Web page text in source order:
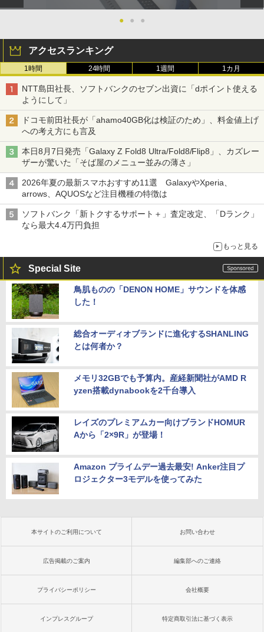
● ● ●
アクセスランキング
1時間 24時間 1週間 1カ月
NTT島田社長、ソフトバンクのセブン出資に「dポイント使える
ようにして」
ドコモ前田社長が「ahamo40GB化は検証のため」、料金値上げ
への考え方にも言及
本日8月7日発売「Galaxy Z Fold8 Ultra/Fold8/Flip8」、カズレー
ザーが驚いた「そば屋のメニュー並みの薄さ」
2026年夏の最新スマホおすすめ11選 GalaxyやXperia、
arrows、AQUOSなど注目機種の特徴は
ソフトバンク「新トクするサポート＋」査定改定、「Dランク」
なら最大4.4万円負担
もっと見る
Special Site
鳥肌ものの「DENON HOME」サウンドを体感
した！
総合オーディオブランドに進化するSHANLING
とは何者か？
メモリ32GBでも予算内。産経新聞社がAMD R
yzen搭載dynabookを2千台導入
レイズのプレミアムカー向けブランドHOMUR
Aから「2×9R」が登場！
Amazon プライムデー過去最安! Anker注目プ
ロジェクター3モデルを使ってみた
本サイトのご利用について お問い合わせ
広告掲載のご案内 編集部へのご連絡
プライバシーポリシー 会社概要
インプレスグループ 特定商取引法に基づく表示